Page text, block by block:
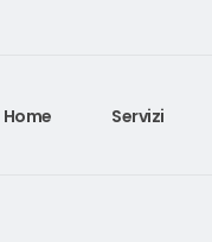
Home Servizi